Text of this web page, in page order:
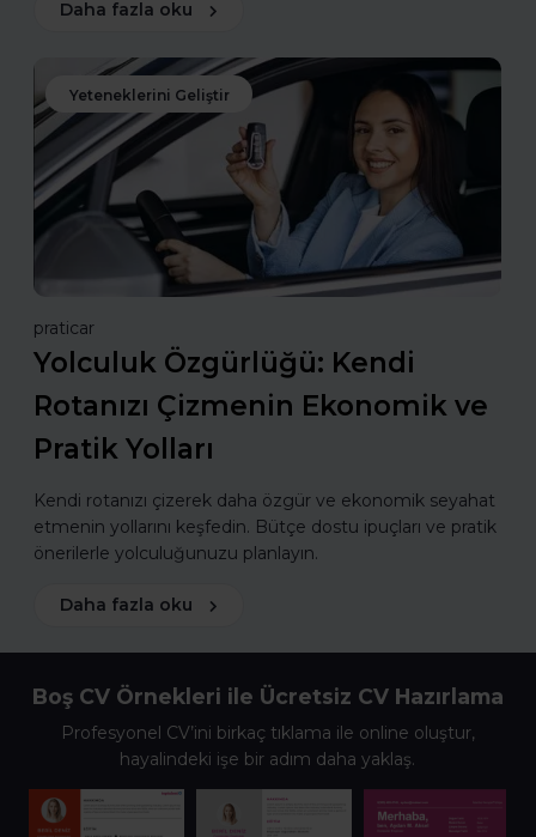
Daha fazla oku
Yeteneklerini Geliştir
praticar
Yolculuk Özgürlüğü: Kendi
Rotanızı Çizmenin Ekonomik ve
Pratik Yolları
Kendi rotanızı çizerek daha özgür ve ekonomik seyahat
etmenin yollarını keşfedin. Bütçe dostu ipuçları ve pratik
önerilerle yolculuğunuzu planlayın.
Daha fazla oku
Boş CV Örnekleri ile Ücretsiz CV Hazırlama
Profesyonel CV’ini birkaç tıklama ile online oluştur,
hayalindeki işe bir adım daha yaklaş.